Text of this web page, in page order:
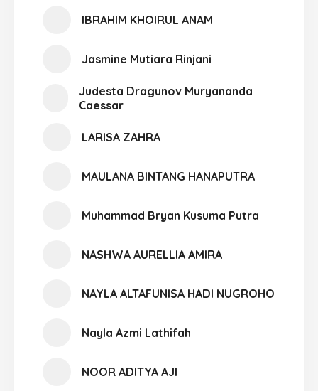
IBRAHIM KHOIRUL ANAM
Jasmine Mutiara Rinjani
Judesta Dragunov Muryananda
Caessar
LARISA ZAHRA
MAULANA BINTANG HANAPUTRA
Muhammad Bryan Kusuma Putra
NASHWA AURELLIA AMIRA
NAYLA ALTAFUNISA HADI NUGROHO
Nayla Azmi Lathifah
NOOR ADITYA AJI